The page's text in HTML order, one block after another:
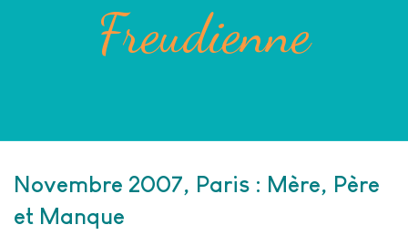
Freudienne
Novembre 2007, Paris : Mère, Père
et Manque